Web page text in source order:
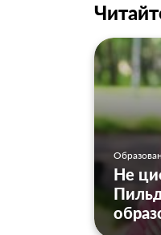
Не